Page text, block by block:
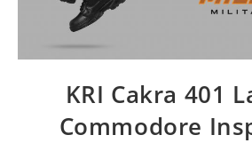
KRI Cakra 401
Commodore